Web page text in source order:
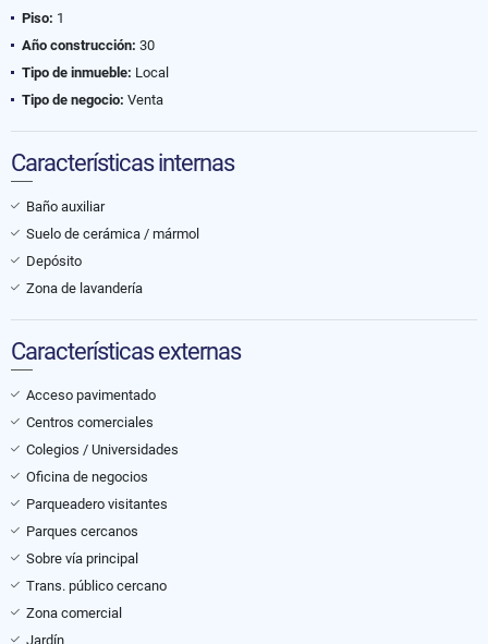
Piso: 1
Año construcción: 30
Tipo de inmueble: Local
Tipo de negocio: Venta
Características internas
Baño auxiliar
Suelo de cerámica / mármol
Depósito
Zona de lavandería
Características externas
Acceso pavimentado
Centros comerciales
Colegios / Universidades
Oficina de negocios
Parqueadero visitantes
Parques cercanos
Sobre vía principal
Trans. público cercano
Zona comercial
Jardín